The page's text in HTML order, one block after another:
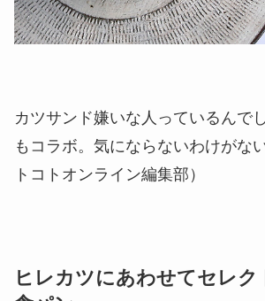
カツサンド嫌いな人っているん
もコラボ。気にならないわけが
トコトオンライン編集部）
ヒレカツにあわせてセレク